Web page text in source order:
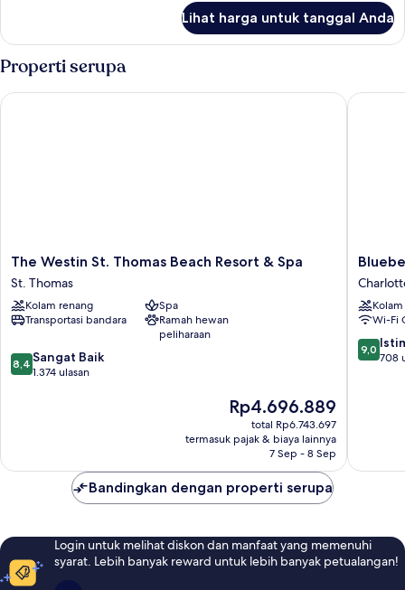
tempat
tidur
Sofa
Suite
Eksekutif,
1
Tempat
Tidur
Lihat harga untuk tanggal Anda
Properti serupa
The
Westin
St.
Thomas
Beach
&
Spa
The Westin St. Thomas Beach Resort & Spa
St. Thomas
Kolam renang
Spa
Transportasi bandara
Ramah hewan
peliharaan
8.4
dari
8,4 Sangat Baik
1.374 ulasan
Harga
sekarang
Rp4.696.889
Rp4.696.889
total Rp6.743.697
termasuk pajak & biaya lainnya
7 Sep - 8 Sep
The Westin St. Thomas Beach Resort & Spa
Castle
Resort
Amalie
Wi-Fi
9.0
dari
9,0
708
Bandingkan dengan properti serupa
Login untuk melihat diskon dan manfaat yang memenuhi
syarat. Lebih banyak reward untuk lebih banyak petualangan!